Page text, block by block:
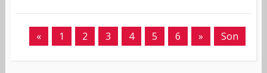
« 1 2 3 4 5 6 » Son